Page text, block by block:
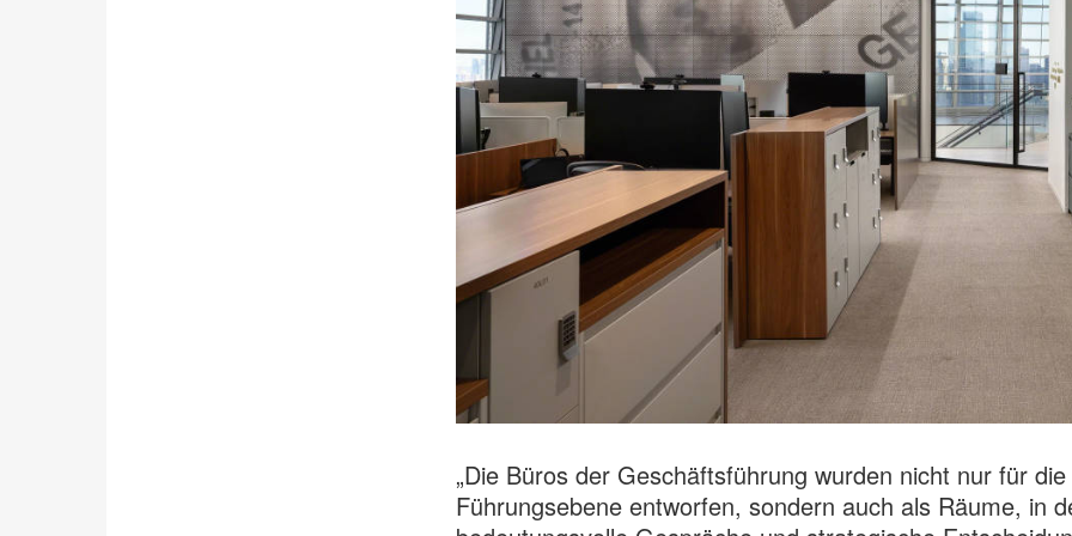
„Die Büros der Geschäftsführung wurden nicht nur für die
Führungsebene entworfen, sondern auch als Räume, in